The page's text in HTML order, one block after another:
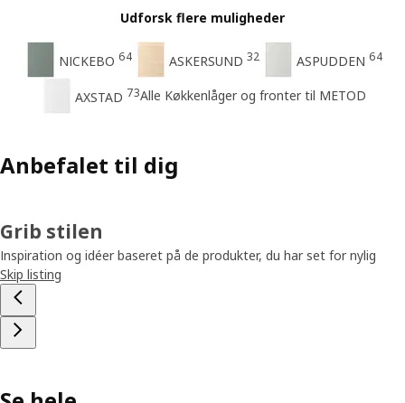
Udforsk flere muligheder
NICKEBO 64 ASKERSUND 32 ASPUDDEN 64
AXSTAD 73Alle Køkkenlåger og fronter til METOD
Anbefalet til dig
Grib stilen
Inspiration og idéer baseret på de produkter, du har set for nylig
Skip listing